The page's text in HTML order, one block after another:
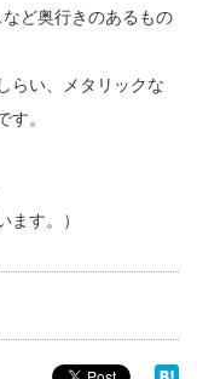
ど奥行きのあるもの
らい、メタリックな
。
ます。）